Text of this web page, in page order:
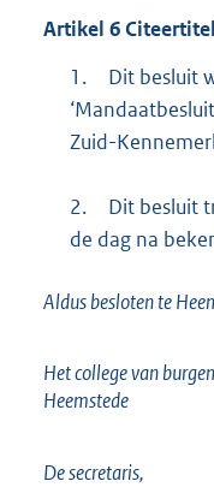
Artikel 6
1.
Dit besluit
Zuid-
2.
Dit besluit
de dag na
Aldus besloten te
Het college van
Heemstede
De secretaris,